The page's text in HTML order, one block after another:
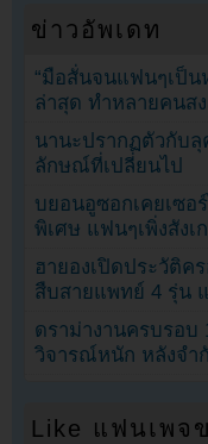
ข่าวอัพเดท
“มือสั่นจนแฟนๆเป็น
ล่าสุด ทำหลายคนส
นานะปรากฏตัวกับ
ลักษณ์ที่เปลี่ยนไป
บยอนอูซอกเคยเซอ
พิเศษ แฟนๆเพิ่งสังเ
ฮายองเปิดประวัติค
สืบสายแพทย์ 4 รุ่น
ดราม่างานครบรอบ
วิจารณ์หนัก หลังจำ
Like แฟนเพจ